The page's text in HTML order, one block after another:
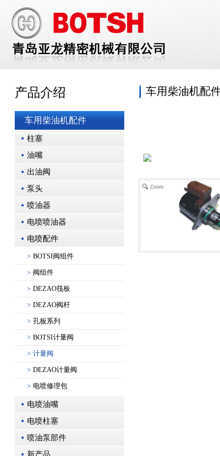
产品介绍
车用柴油机配件
柱塞
油嘴
出油阀
泵头
喷油器
电喷喷油器
电喷配件
> BOTSI阀组件
> 阀组件
> DEZAO筏板
> DEZAO阀杆
> 孔板系列
> BOTSI计量阀
> 计量阀
> DEZAO计量阀
> 电喷修理包
电喷油嘴
电喷柱塞
喷油泵部件
新产品
车用柴油机配
Zoom